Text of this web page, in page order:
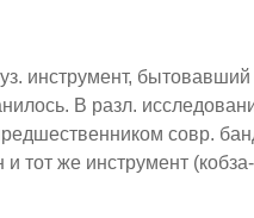
инструмент,
В разл.
совр.
тот же инструмент